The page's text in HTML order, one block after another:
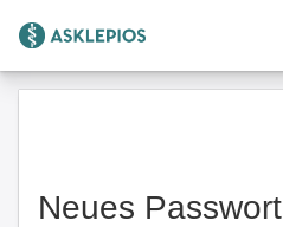
Zur Startseite
Neues Passwort